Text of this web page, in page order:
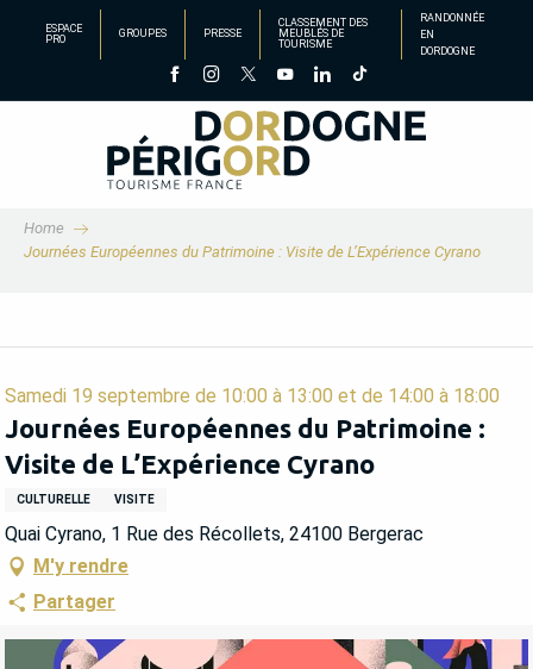
principal
ESPACE
PRO
GROUPES PRESSE
CLASSEMENT DES
MEUBLÉS DE
TOURISME
RANDONNÉE
EN
DORDOGNE
Home
Journées Européennes du Patrimoine : Visite de L’Expérience Cyrano
Samedi 19 septembre de 10:00 à 13:00 et de 14:00 à 18:00
Journées Européennes du Patrimoine :
Visite de L’Expérience Cyrano
CULTURELLE VISITE
Quai Cyrano, 1 Rue des Récollets, 24100 Bergerac
M'y rendre
Partager